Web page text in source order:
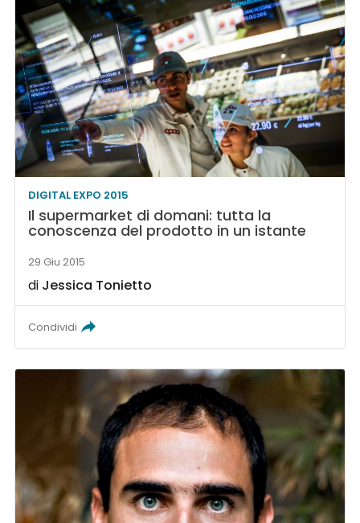
DIGITAL EXPO 2015
Il supermarket di domani: tutta la
conoscenza del prodotto in un istante
29 Giu 2015
di Jessica Tonietto
Condividi